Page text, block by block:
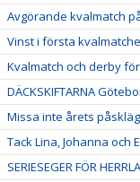
Avgörande kvalmatch
Vinst i första
Kvalmatch och derby
DÄCKSKIFTARNA
Missa inte årets
Tack Lina, Johanna och
SERIESEGER FÖR